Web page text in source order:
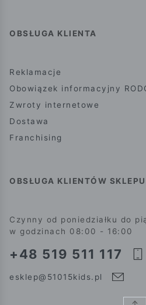
OBSŁUGA KLIENTA
Reklamacje
Obowiązek informacyjny
Zwroty internetowe
Dostawa
Franchising
OBSŁUGA KLIENTÓW
Czynny od poniedziałku do
w godzinach 08:00 - 16:00
+48 519 511 117
esklep@51015kids.pl